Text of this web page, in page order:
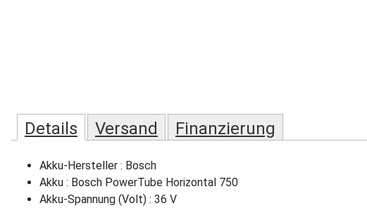
Details Versand Finanzierung
Akku-Hersteller : Bosch
Akku : Bosch PowerTube Horizontal 750
Akku-Spannung (Volt) : 36 V